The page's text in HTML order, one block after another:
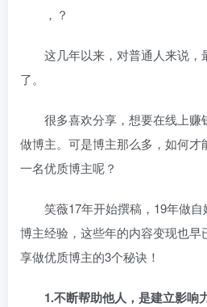
，？
这几年以来，对普通人来说，
了。
很多喜欢分享，想要在线上
做博主。可是博主那么多，如何才
一名优质博主呢？
笑薇17年开始撰稿，19年做
博主经验，这些年的内容变现也早
享做优质博主的3个秘诀！
1.不断帮助他人，是建立影响